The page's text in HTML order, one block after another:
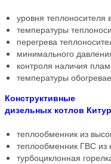
уровня теплоносителя
температуры
перегрева
минимального
контроля наличия
температуры
дизельных котлов
теплообменник из
теплообменник ГВС
турбоциклонная